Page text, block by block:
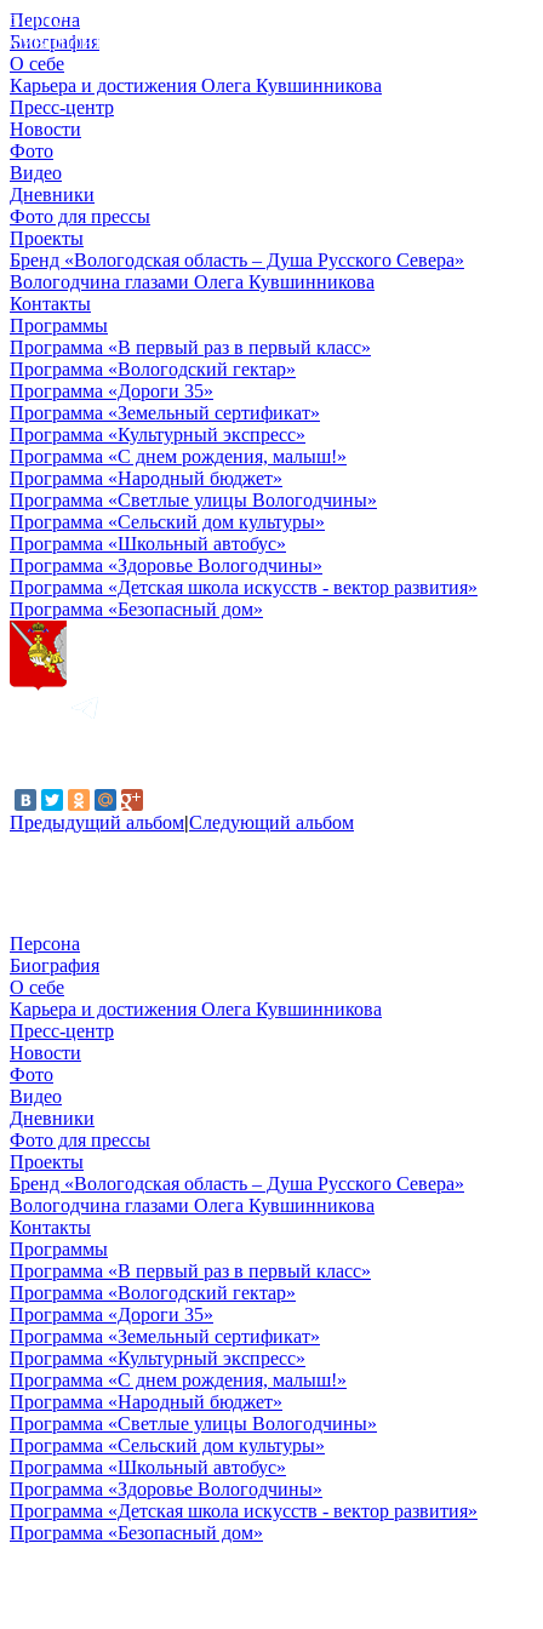
Персона
Биография
О себе
Карьера и достижения Олега Кувшинникова
Пресс-центр
Новости
Фото
Видео
Дневники
Фото для прессы
Проекты
Бренд «Вологодская область – Душа Русского Севера»
Вологодчина глазами Олега Кувшинникова
Контакты
Программы
Программа «В первый раз в первый класс»
Программа «Вологодский гектар»
Программа «Дороги 35»
Программа «Земельный сертификат»
Программа «Культурный экспресс»
Программа «С днем рождения, малыш!»
Программа «Народный бюджет»
Программа «Светлые улицы Вологодчины»
Программа «Сельский дом культуры»
Программа «Школьный автобус»
Программа «Здоровье Вологодчины»
Программа «Детская школа искусств - вектор развития»
Программа «Безопасный дом»
Предыдущий альбом|Следующий альбом
© 2012 - 2023,
КУВШИННИКОВ О.А.
Персона
Биография
О себе
Карьера и достижения Олега Кувшинникова
Пресс-центр
Новости
Фото
Видео
Дневники
Фото для прессы
Проекты
Бренд «Вологодская область – Душа Русского Севера»
Вологодчина глазами Олега Кувшинникова
Контакты
Программы
Программа «В первый раз в первый класс»
Программа «Вологодский гектар»
Программа «Дороги 35»
Программа «Земельный сертификат»
Программа «Культурный экспресс»
Программа «С днем рождения, малыш!»
Программа «Народный бюджет»
Программа «Светлые улицы Вологодчины»
Программа «Сельский дом культуры»
Программа «Школьный автобус»
Программа «Здоровье Вологодчины»
Программа «Детская школа искусств - вектор развития»
Программа «Безопасный дом»